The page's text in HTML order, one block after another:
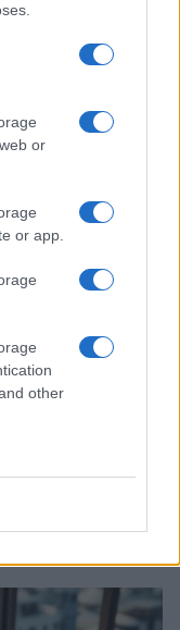
or
or app.
other
oltre i criteri dei
restano